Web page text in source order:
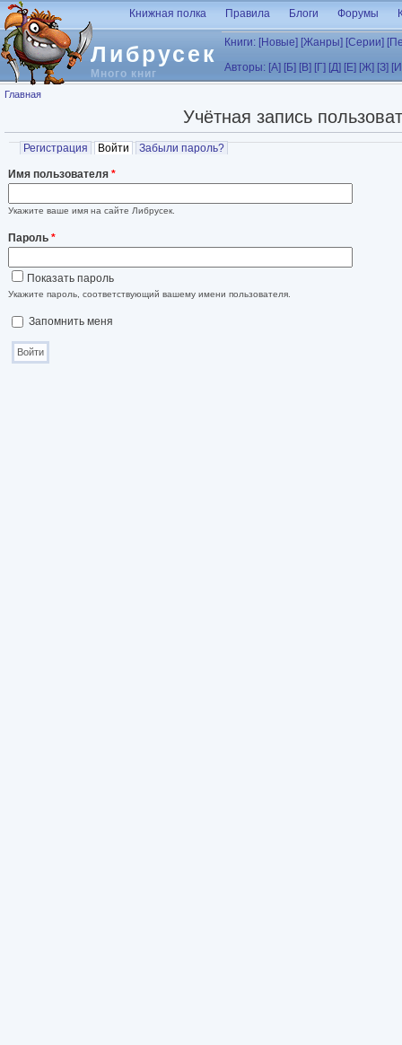
Перейти к основному содержанию
Либрусек
Много книг
Книжная полка Правила Блоги Форумы
Книги: [Новые] [Жанры] [Серии]
Авторы: [А] [Б] [В] [Г] [Д] [Е] [Ж] [З]
Вы здесь
Главная
Учётная запись
Главные вкладки
Регистрация Войти (активная вкладка)
Забыли пароль?
Имя пользователя *
Укажите ваше имя на сайте Либрусек.
Пароль *
Показать пароль
Укажите пароль, соответствующий вашему имени пользователя.
Запомнить меня